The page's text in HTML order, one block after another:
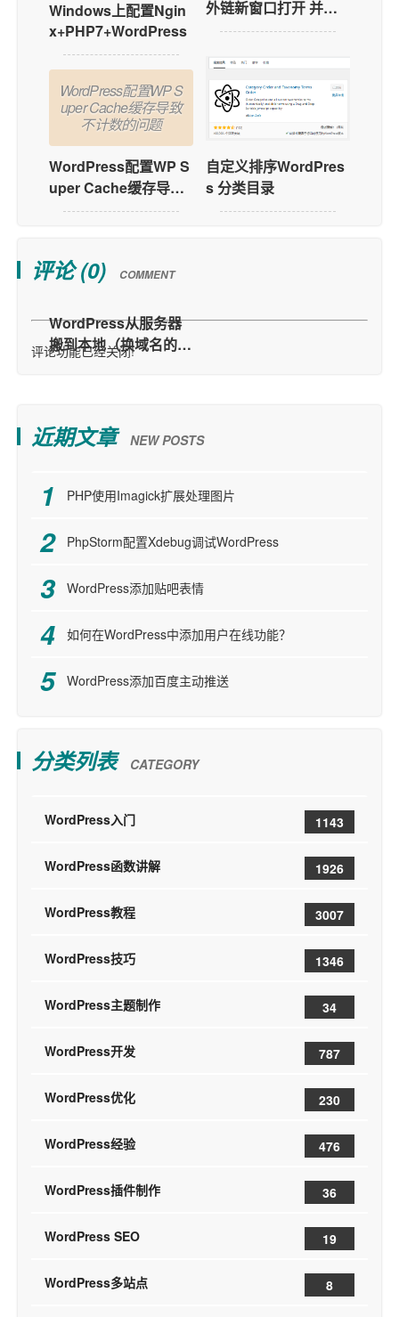
Windows上配置Ngin
x+PHP7+WordPress
WordPress配置WP S
uper Cache缓存导致
不计数的问题
WordPress配置WP S
uper Cache缓存导致
不计数的问题
外链新窗口打开 并实
现内链跳转
自定义排序WordPres
s 分类目录
评论 (0) COMMENT
评论功能已经关闭!
近期文章 NEW POSTS
PHP使用Imagick扩展处理图片
PhpStorm配置Xdebug调试WordPress
WordPress添加贴吧表情
如何在WordPress中添加用户在线功能？
WordPress添加百度主动推送
分类列表 CATEGORY
WordPress入门 1143
WordPress函数讲解 1926
WordPress教程 3007
WordPress技巧 1346
WordPress主题制作 34
WordPress开发 787
WordPress优化 230
WordPress经验 476
WordPress插件制作 36
WordPress SEO 19
WordPress多站点 8